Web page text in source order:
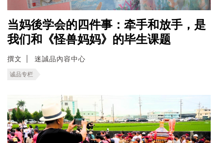
当妈後学会的四件事：牵手和放手，是
我们和《怪兽妈妈》的毕生课题
撰文 迷誠品內容中心
诚品专栏